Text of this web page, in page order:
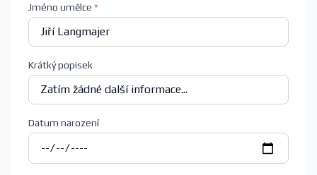
Jméno umělce *
Krátký popisek
Datum narození